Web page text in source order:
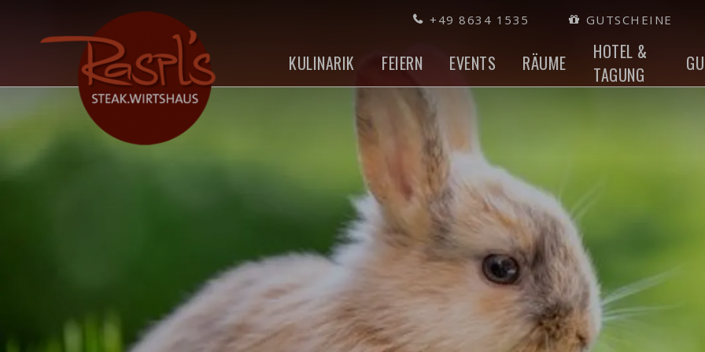
+49 8634 1535 GUTSCHEINE
KULINARIK FEIERN EVENTS RÄUME
HOTEL &
TAGUNG